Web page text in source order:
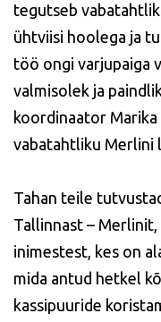
tegutseb
ühtviisi hoolega ja
töö ongi varjupaiga
valmisolek ja
koordinaator
vabatahtliku Merlini
Tahan teile
Tallinnast –
inimestest, kes on
mida antud hetkel
kassipuuride